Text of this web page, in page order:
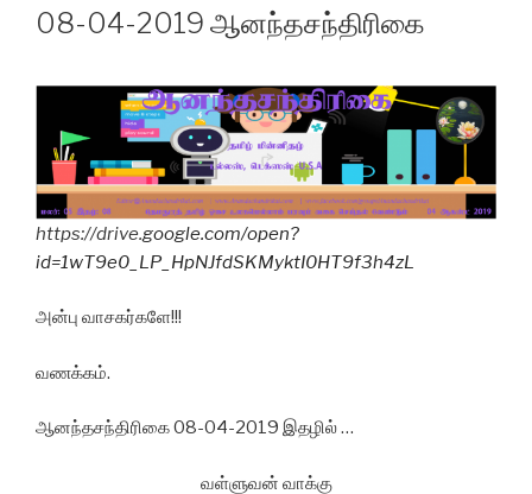
ON
08-04-2019 ஆனந்தசந்திரிகை
https://drive.google.com/open?
id=1wT9e0_LP_HpNJfdSKMyktI0HT9f3h4zL
அன்பு வாசகர்களே!!!
வணக்கம்.
ஆனந்தசந்திரிகை 08-04-2019 இதழில் …
வள்ளுவன் வாக்கு